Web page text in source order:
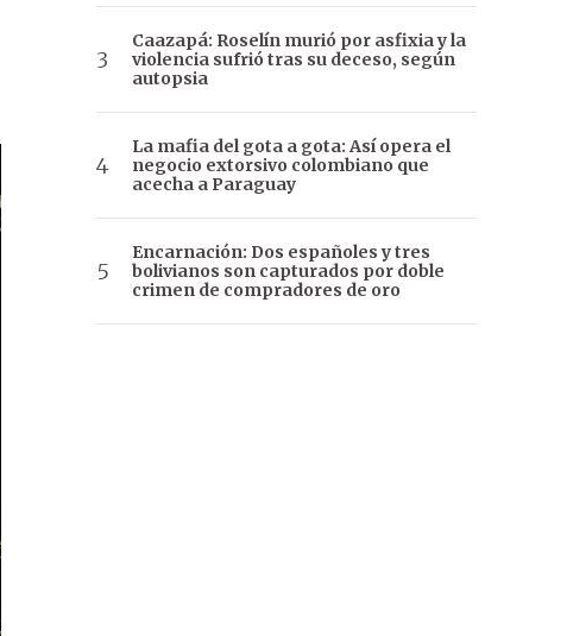
Caazapá: Roselín murió por asfixia y la
violencia sufrió tras su deceso, según
autopsia
La mafia del gota a gota: Así opera el
negocio extorsivo colombiano que
acecha a Paraguay
Encarnación: Dos españoles y tres
bolivianos son capturados por doble
crimen de compradores de oro